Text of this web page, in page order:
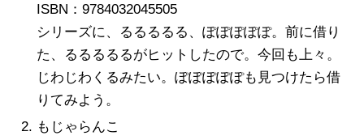
ISBN：9784032045505
シリーズに、るるるるる、ぽぽぽぽぽ。前に借り
た、るるるるるがヒットしたので。今回も上々。
じわじわくるみたい。ぽぽぽぽぽも見つけたら借
りてみよう。
もじゃらんこ